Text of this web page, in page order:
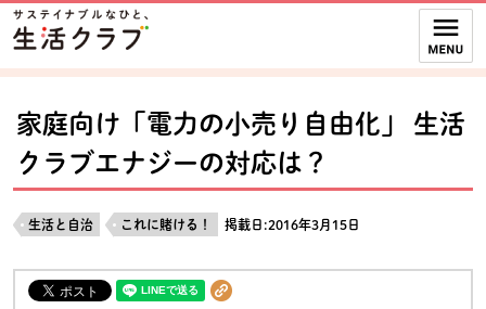
ページの先頭です。
本文へジャンプする。
ここからサイト内共通メニューです。
サイト内共通メニューをスキップする
サイト内共通メニューここまで。
家庭向け「電力の小売り自由化」 生活
クラブエナジーの対応は？
生活と自治 これに賭ける！ 掲載日:2016年3月15日